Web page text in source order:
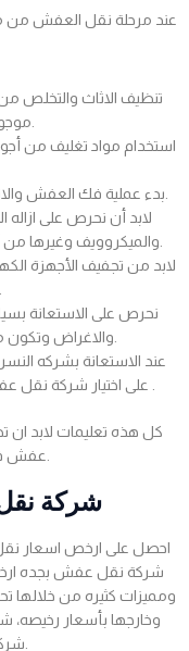
عند مرحلة نقل العفش من
تنظيف الاثاث والتخلص
استخدام مواد تغليف من
لابد أن نحرص على ازاله
لابد من تجفيف الأجهزة
نحرص على الاستعانة
عند الاستعانة بشركه
كل هذه تعليمات لابد ان
شركة
احصل على ارخص اسعار
شركة نقل عفش بجده
ومميزات كثيره من
وخارجها بأسعار